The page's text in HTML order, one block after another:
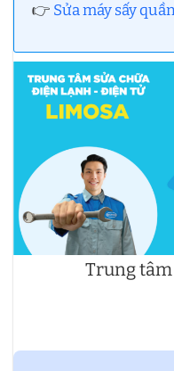
👉 Sửa máy sấy
Trung